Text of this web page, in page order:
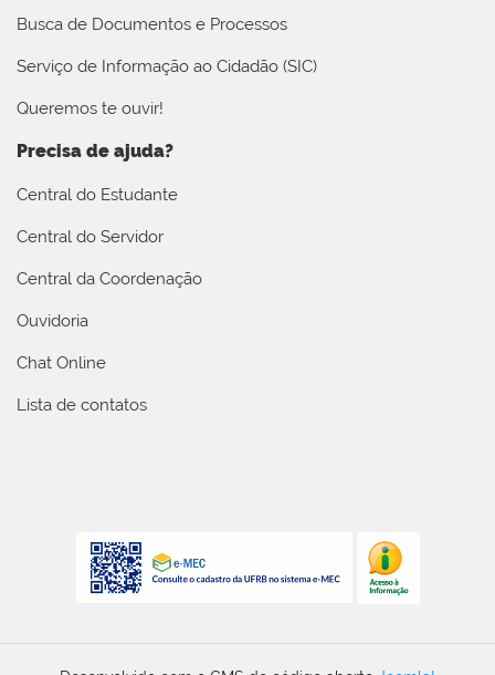
Busca de Documentos e Processos
Serviço de Informação ao Cidadão (SIC)
Queremos te ouvir!
Precisa de ajuda?
Central do Estudante
Central do Servidor
Central da Coordenação
Ouvidoria
Chat Online
Lista de contatos